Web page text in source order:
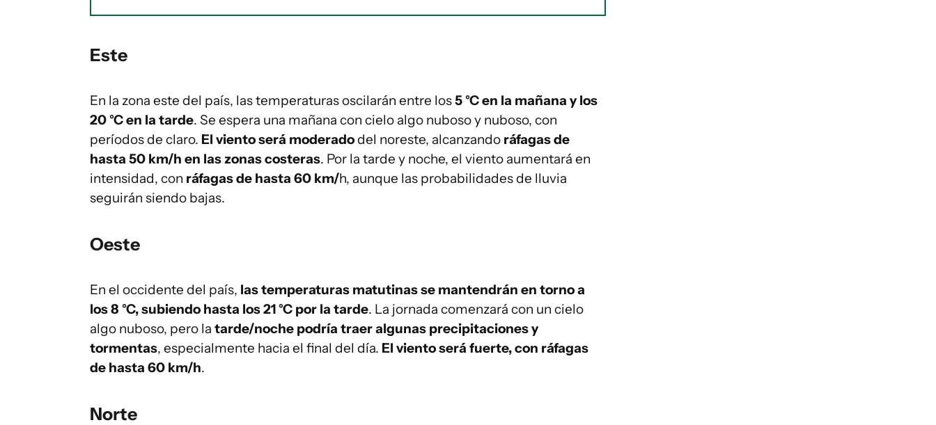
Este
En la zona este del país, las temperaturas oscilarán entre los5 °C en la mañana y los
20 °C en la tarde. Se espera una mañana con cielo algo nuboso y nuboso, con
períodos de claro. El viento será moderadodel noreste, alcanzando ráfagas de
hasta 50 km/h en las zonas costeras. Por la tarde y noche, el viento aumentará en
intensidad, con ráfagas de hasta 60 km/h, aunque las probabilidades de lluvia
seguirán siendo bajas.
Oeste
En el occidente del país, las temperaturas matutinas se mantendrán en torno a
los 8 °C, subiendo hasta los 21 °C por la tarde. La jornada comenzará con un cielo
algo nuboso, pero la tarde/noche podría traer algunas precipitaciones y
tormentas, especialmente hacia el final del día. El viento será fuerte, con ráfagas
de hasta 60 km/h.
Norte